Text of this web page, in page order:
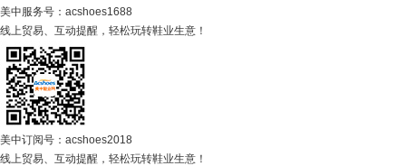
美中服务号：acshoes1688
线上贸易、互动提醒，轻松玩转鞋业生意！
美中订阅号：acshoes2018
线上贸易、互动提醒，轻松玩转鞋业生意！